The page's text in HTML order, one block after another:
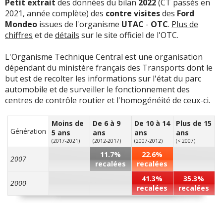
Petit extrait des données du bilan 2022(CT passés en
2021, année complète) des contre visitesdes Ford
Mondeo issues de l'organisme UTAC - OTC. Plus de
chiffres et de détails sur le site officiel de l'OTC.
L'Organisme Technique Central est une organisation
dépendant du ministère français des Transports dont le
but est de recolter les informations sur l'état du parc
automobile et de surveiller le fonctionnement des
centres de contrôle routier et l'homogénéité de ceux-ci.
Génération
Moins de
5 ans
(2017-2021)
De 6 à 9
ans
(2012-2017)
De 10 à 14
ans
(2007-2012)
Plus de 15
ans
(< 2007)
2007
11.7%
recalées
22.6%
recalées
2000
41.3%
recalées
35.3%
recalées